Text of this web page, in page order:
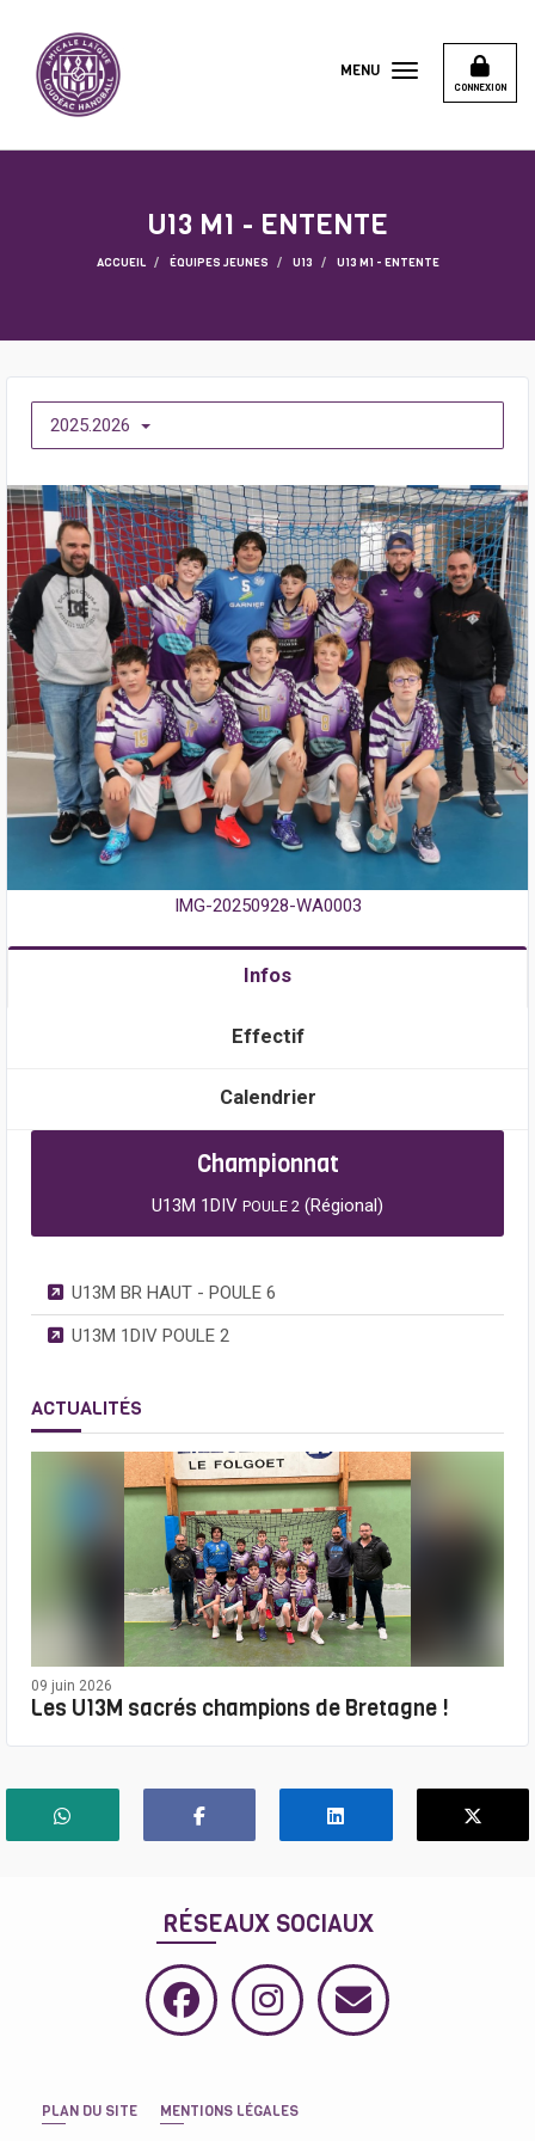
CONNEXION
MENU
U13 M1 - ENTENTE
ACCUEIL ÉQUIPES JEUNES U13 U13 M1 - ENTENTE
2025.2026
IMG-20250928-WA0003
Infos
Effectif
Calendrier
Championnat
U13M 1DIV POULE 2 (Régional)
U13M BR HAUT - POULE 6
U13M 1DIV POULE 2
ACTUALITÉS
09 juin 2026
Les U13M sacrés champions de Bretagne !
RÉSEAUX SOCIAUX
PLAN DU SITE MENTIONS LÉGALES